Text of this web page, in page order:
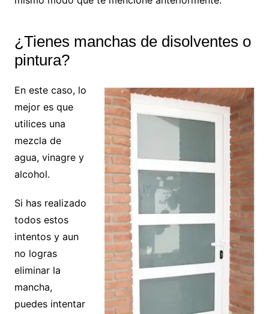
¿Tienes manchas de disolventes o
pintura?
En este caso, lo
mejor es que
utilices una
mezcla de
agua, vinagre y
alcohol.
Si has realizado
todos estos
intentos y aun
no logras
eliminar la
mancha,
puedes intentar